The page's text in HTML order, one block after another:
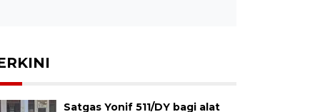
Satgas Yonif 511/DY bagi alat